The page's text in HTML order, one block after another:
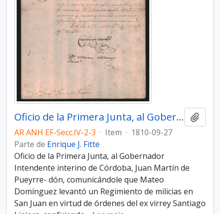
Oficio de la Primera Junta, al Gobernador Intendente interino de Córdoba, Juan Martín de Pueyrredón
AR ANH EF-Secc.IV-2-3 · Item · 1810-09-27
Parte de Enrique J. Fitte
Oficio de la Primera Junta, al Gobernador
Intendente interino de Córdoba, Juan Martín de
Pueyrre- dón, comunicándole que Mateo
Domínguez levantó un Regimiento de milicias en
San Juan en virtud de órdenes del ex virrey Santiago